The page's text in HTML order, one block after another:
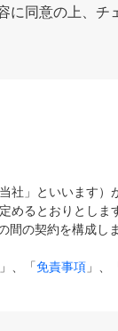
に同意の上、
社」といいます
めるとおりとし
の契約を構成しま
」、「免責事項 」、